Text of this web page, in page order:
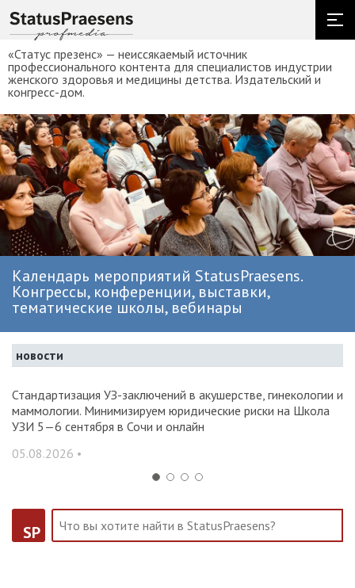
«Статус презенс» — неиссякаемый источник
профессионального контента для специалистов индустрии
женского здоровья и медицины детства. Издательский и
конгресс-дом.
Календарь мероприятий StatusPraesens.
Конгрессы, конференции, выставки,
тематические школы, вебинары
новости
Стандартизация УЗ-заключений в акушерстве, гинекологии и
маммологии. Минимизируем юридические риски на Школа
УЗИ 5—6 сентября в Сочи и онлайн
05.08.2026 •
SP